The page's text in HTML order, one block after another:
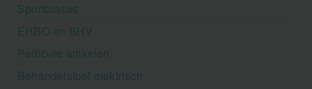
Sportbraces
EHBO en BHV
Pedicure artikelen
Behandelstoel elektrisch